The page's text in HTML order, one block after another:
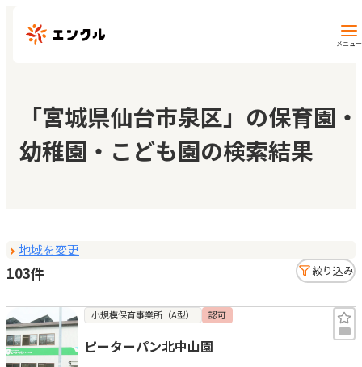
メニュー
保育園・幼稚園を探す
地図から探す
マイページ
お気に入り
「宮城県仙台市泉区」の保育園・
幼稚園・こども園の検索結果
地域を変更
103件 絞り込み
小規模保育事業所（A型） 認可
ピーターパン北中山園